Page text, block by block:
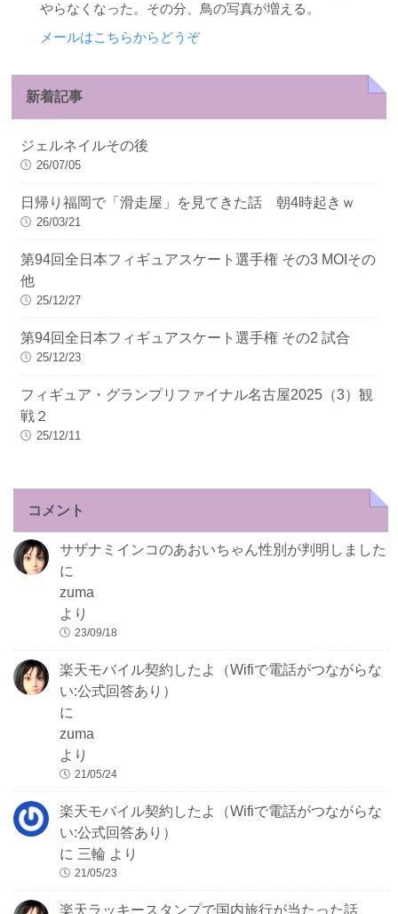
やらなくなった。その分、鳥の写真が増える。
メールはこちらからどうぞ
新着記事
ジェルネイルその後
26/07/05
日帰り福岡で「滑走屋」を見てきた話 朝4時起きｗ
26/03/21
第94回全日本フィギュアスケート選手権 その3 MOIその
他
25/12/27
第94回全日本フィギュアスケート選手権 その2 試合
25/12/23
フィギュア・グランプリファイナル名古屋2025（3）観
戦２
25/12/11
コメント
サザナミインコのあおいちゃん性別が判明しました
に
zuma
より
23/09/18
楽天モバイル契約したよ（Wifiで電話がつながらな
い:公式回答あり）
に
zuma
より
21/05/24
楽天モバイル契約したよ（Wifiで電話がつながらな
い:公式回答あり）
に三輪 より
21/05/23
楽天ラッキースタンプで国内旅行が当たった話